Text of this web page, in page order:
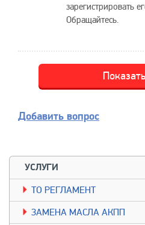
зарегистрировать
Обращайтесь.
Добавить вопрос
УСЛУГИ
TO РЕГЛАМЕНТ
ЗАМЕНА МАСЛА АКПП